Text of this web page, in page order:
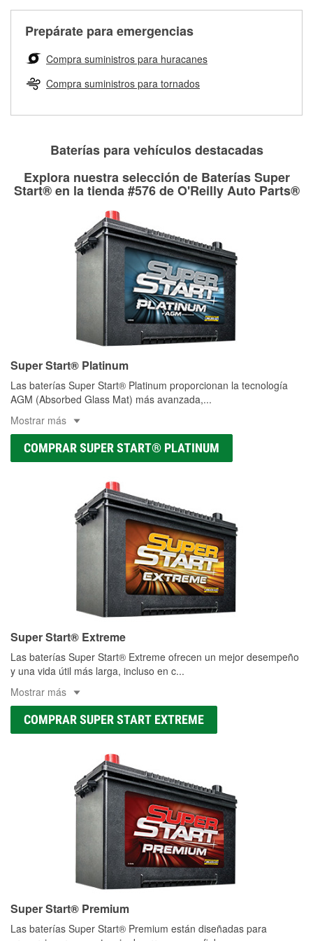
partes de reemplazo correctas para tu reparación.
Rectificación de tambores y discos de freno
Prepárate para emergencias
Compra suministros para huracanes
Compra suministros para tornados
Baterías para vehículos destacadas
Explora nuestra selección de Baterías Super
Start® en la tienda #576 de O'Reilly Auto Parts®
Super Start® Platinum
Las baterías Super Start® Platinum proporcionan la tecnología
AGM (Absorbed Glass Mat) más avanzada,...
Mostrar más
COMPRAR SUPER START® PLATINUM
Super Start® Extreme
Las baterías Super Start® Extreme ofrecen un mejor desempeño
y una vida útil más larga, incluso en c...
Mostrar más
COMPRAR SUPER START EXTREME
Super Start® Premium
Las baterías Super Start® Premium están diseñadas para